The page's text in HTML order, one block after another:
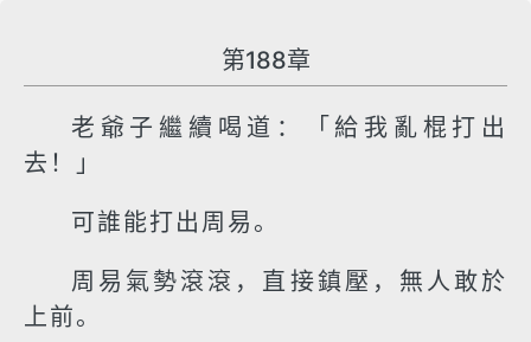
第188章
老爺子繼續喝道：「給我亂棍打出
去！」
可誰能打出周易。
周易氣勢滾滾，直接鎮壓，無人敢於
上前。